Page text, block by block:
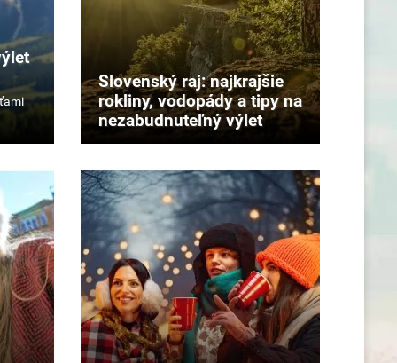
Slovenský raj: najkrajšie
rokliny, vodopády a tipy na
nezabudnuteľný výlet